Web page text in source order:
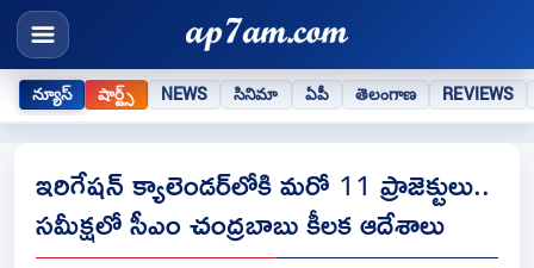
న్యూస్ షార్ట్స్ NEWS సినిమా ఏపీ తెలంగాణ REVIEWS
ఇరిగేషన్ క్యాలెండర్‌లోకి మరో 11 ప్రాజెక్టులు..
సమీక్షలో సీఎం చంద్రబాబు కీలక ఆదేశాలు